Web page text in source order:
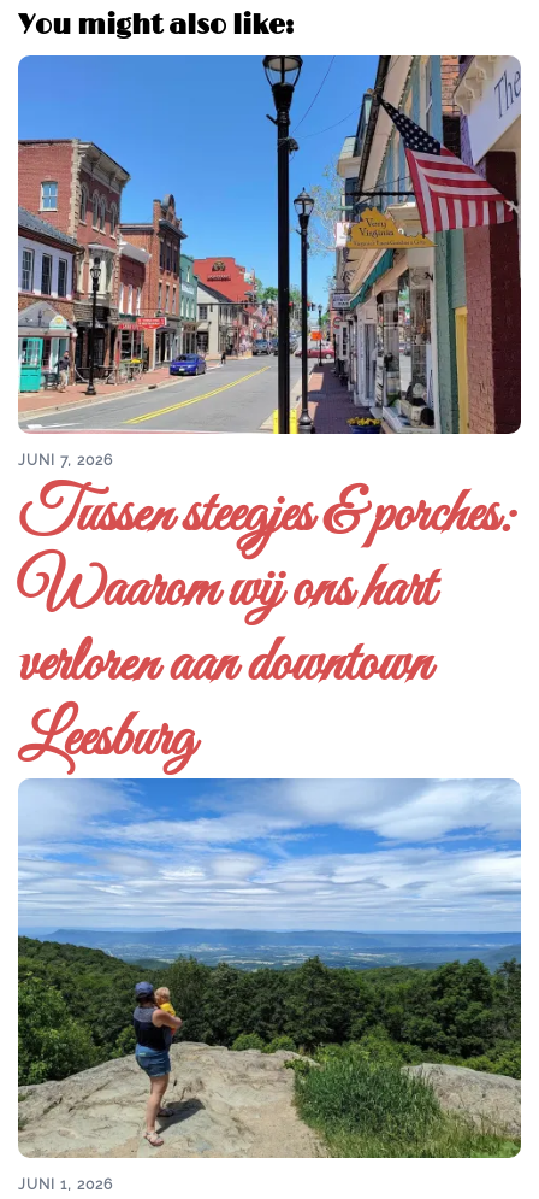
You might also like:
JUNI 7, 2026
Tussen steegjes & porches:
Waarom wij ons hart
verloren aan downtown
Leesburg
JUNI 1, 2026